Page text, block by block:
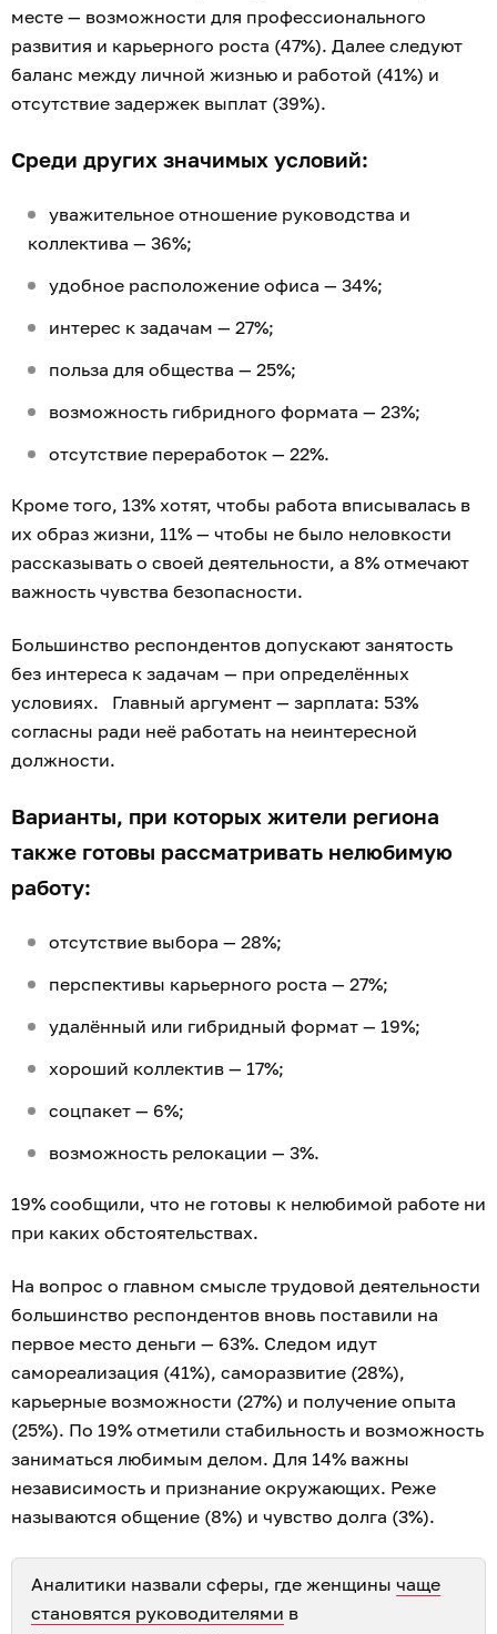
месте — возможности для профессионального
развития и карьерного роста (47%). Далее следуют
баланс между личной жизнью и работой (41%) и
отсутствие задержек выплат (39%).
Среди других значимых условий:
уважительное отношение руководства и
коллектива — 36%;
удобное расположение офиса — 34%;
интерес к задачам — 27%;
польза для общества — 25%;
возможность гибридного формата — 23%;
отсутствие переработок — 22%.
Кроме того, 13% хотят, чтобы работа вписывалась в
их образ жизни, 11% — чтобы не было неловкости
рассказывать о своей деятельности, а 8% отмечают
важность чувства безопасности.
Большинство респондентов допускают занятость
без интереса к задачам — при определённых
условиях. Главный аргумент — зарплата: 53%
согласны ради неё работать на неинтересной
должности.
Варианты, при которых жители региона
также готовы рассматривать нелюбимую
работу:
отсутствие выбора — 28%;
перспективы карьерного роста — 27%;
удалённый или гибридный формат — 19%;
хороший коллектив — 17%;
соцпакет — 6%;
возможность релокации — 3%.
19% сообщили, что не готовы к нелюбимой работе ни
при каких обстоятельствах.
На вопрос о главном смысле трудовой деятельности
большинство респондентов вновь поставили на
первое место деньги — 63%. Следом идут
самореализация (41%), саморазвитие (28%),
карьерные возможности (27%) и получение опыта
(25%). По 19% отметили стабильность и возможность
заниматься любимым делом. Для 14% важны
независимость и признание окружающих. Реже
называются общение (8%) и чувство долга (3%).
Аналитики назвали сферы, где женщины чаще
становятся руководителями в